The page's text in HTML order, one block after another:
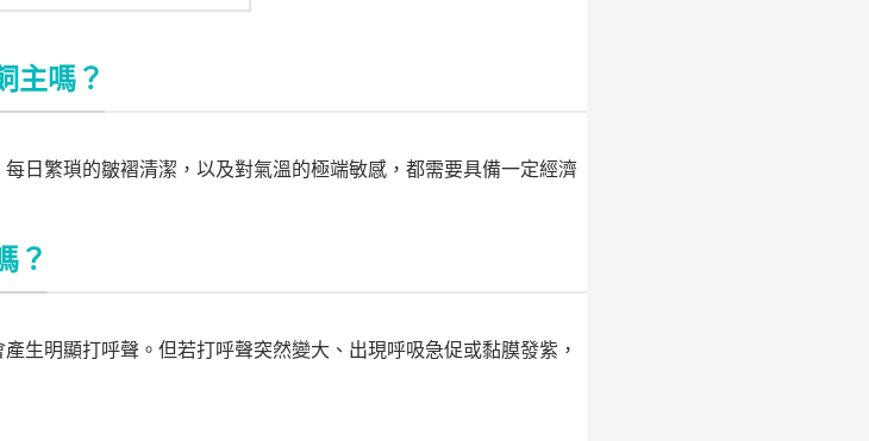
主嗎？
日繁瑣的皺褶清潔，以及對氣溫的極端敏感，都需要具備一定經濟
？
生明顯打呼聲。但若打呼聲突然變大、出現呼吸急促或黏膜發紫，